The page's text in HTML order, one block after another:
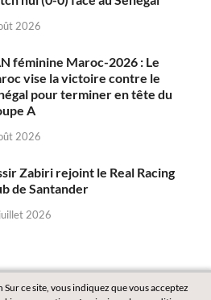
2026
féminine Maroc-2026 : Le
vise la victoire contre le
pour terminer en tête du
A
2026
Zabiri rejoint le Real Racing
de Santander
2026
ce site, vous indiquez que vous acceptez